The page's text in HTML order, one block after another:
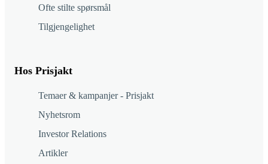
Ofte stilte spørsmål
Tilgjengelighet
Hos Prisjakt
Temaer & kampanjer - Prisjakt
Nyhetsrom
Investor Relations
Artikler